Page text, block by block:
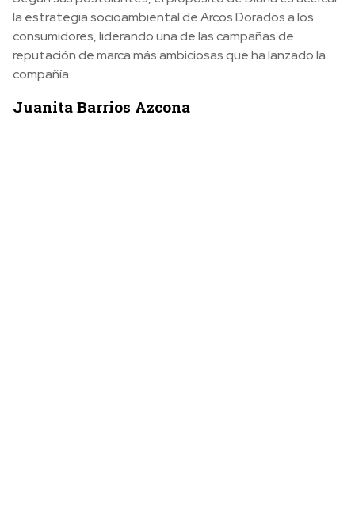
la estrategia socioambiental de Arcos Dorados a los
consumidores, liderando una de las campañas de
reputación de marca más ambiciosas que ha lanzado la
compañía.
Juanita Barrios Azcona